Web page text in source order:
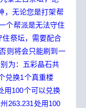
，无论您是打架帮
个帮派是无法守住
祭坛，需要配合
则将会只能刷到一
为：五彩晶石共
兑换1个真重楼
用100个可以兑换
263.231处用100